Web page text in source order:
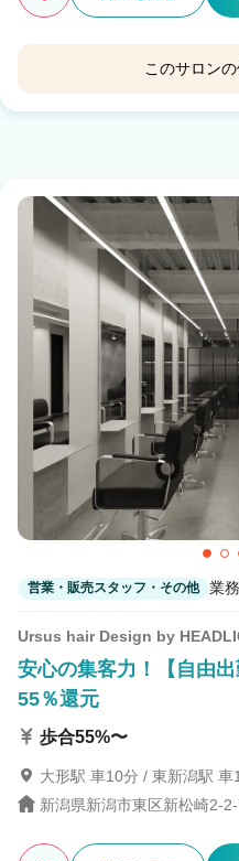
このサロン
Agu hair cocoa上木戸
営業・販売スタッフ・その他 業
Ursus hair Design by
安心の集客力！【自由
55％還元
歩合55%〜
大形駅 車10分 / 東新潟駅 車
新潟県新潟市東区新松崎2-